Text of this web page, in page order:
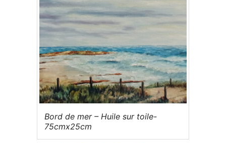
Bord de mer – Huile sur toile-
75cmx25cm